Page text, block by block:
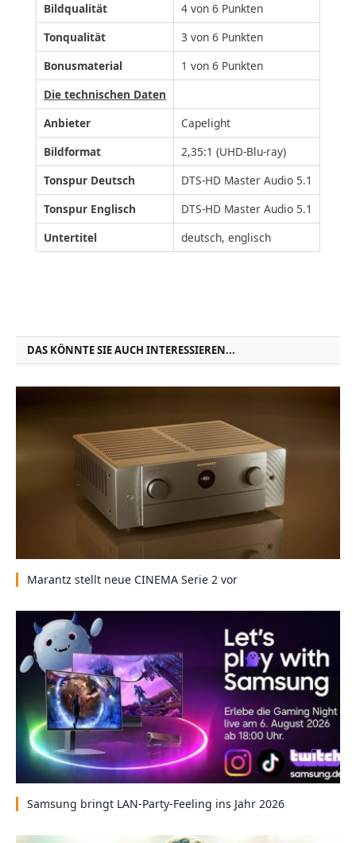
Bildqualität
4 von 6 Punkten
Tonqualität
3 von 6 Punkten
Bonusmaterial
1 von 6 Punkten
Die technischen Daten
Anbieter
Capelight
Bildformat
2,35:1 (UHD-Blu-ray)
Tonspur Deutsch
DTS-HD Master Audio 5.1
Tonspur Englisch
DTS-HD Master Audio 5.1
Untertitel
deutsch, englisch
DAS KÖNNTE SIE AUCH INTERESSIEREN...
Marantz stellt neue CINEMA Serie 2 vor
Samsung bringt LAN-Party-Feeling ins Jahr 2026